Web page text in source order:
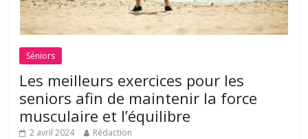
Séniors
Les meilleurs exercices pour les
seniors afin de maintenir la force
musculaire et l’équilibre
2 avril 2024 Rédaction